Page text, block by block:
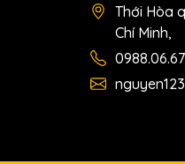
Thới Hòa
Chí Minh,